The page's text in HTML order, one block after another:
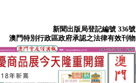
新聞出版局登記編號 336號
澳門特別行政區政府承認之法律有效刊物